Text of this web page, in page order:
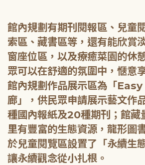
館內規劃有期刊閱報區、兒童
索區、藏書區等，還有能欣賞
窗座位區，以及療癒菜園的休
眾可以在舒適的氛圍中，愜意
館內規劃作品展示區為「
廊」，供民眾申請展示藝文作
種國內報紙及20種期刊；館藏
里有豐富的生態資源，龍形圖
於兒童閱覽區設置了「永續生